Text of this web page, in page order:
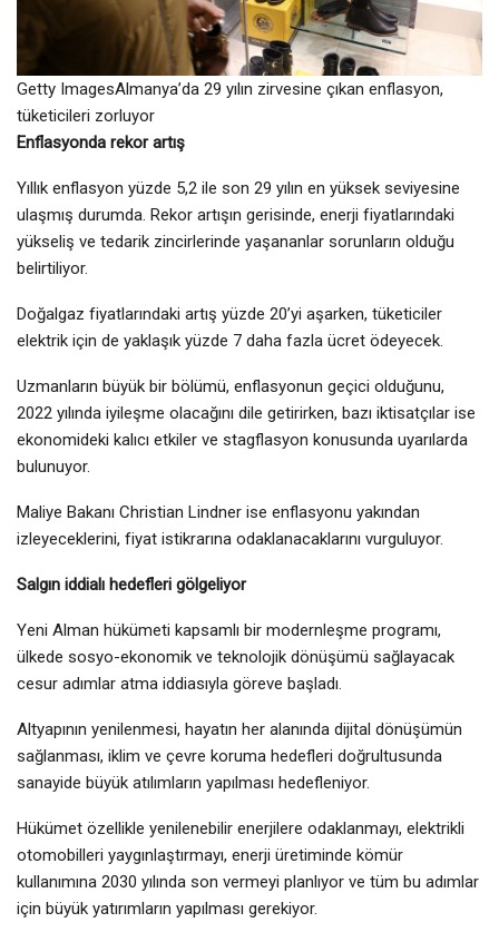
Getty ImagesAlmanya’da 29 yılın zirvesine çıkan enflasyon,
tüketicileri zorluyor
Enflasyonda rekor artış
Yıllık enflasyon yüzde 5,2 ile son 29 yılın en yüksek seviyesine
ulaşmış durumda. Rekor artışın gerisinde, enerji fiyatlarındaki
yükseliş ve tedarik zincirlerinde yaşananlar sorunların olduğu
belirtiliyor.
Doğalgaz fiyatlarındaki artış yüzde 20’yi aşarken, tüketiciler
elektrik için de yaklaşık yüzde 7 daha fazla ücret ödeyecek.
Uzmanların büyük bir bölümü, enflasyonun geçici olduğunu,
2022 yılında iyileşme olacağını dile getirirken, bazı iktisatçılar ise
ekonomideki kalıcı etkiler ve stagflasyon konusunda uyarılarda
bulunuyor.
Maliye Bakanı Christian Lindner ise enflasyonu yakından
izleyeceklerini, fiyat istikrarına odaklanacaklarını vurguluyor.
Salgın iddialı hedefleri gölgeliyor
Yeni Alman hükümeti kapsamlı bir modernleşme programı,
ülkede sosyo-ekonomik ve teknolojik dönüşümü sağlayacak
cesur adımlar atma iddiasıyla göreve başladı.
Altyapının yenilenmesi, hayatın her alanında dijital dönüşümün
sağlanması, iklim ve çevre koruma hedefleri doğrultusunda
sanayide büyük atılımların yapılması hedefleniyor.
Hükümet özellikle yenilenebilir enerjilere odaklanmayı, elektrikli
otomobilleri yaygınlaştırmayı, enerji üretiminde kömür
kullanımına 2030 yılında son vermeyi planlıyor ve tüm bu adımlar
için büyük yatırımların yapılması gerekiyor.